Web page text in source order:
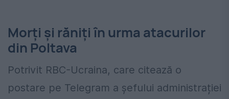
Morți și răniți în urma atacurilor
din Poltava
Potrivit RBC-Ucraina, care citează o
postare pe Telegram a șefului administrației